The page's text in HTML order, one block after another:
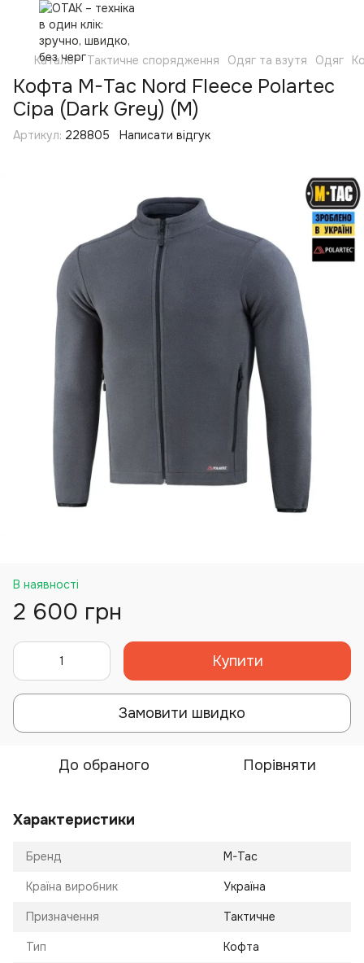
Каталог Тактичне спорядження Одяг та взутя Одяг
Кофта M-Tac Nord Fleece Polartec
Сіра (Dark Grey) (M)
Артикул: 228805 Написати відгук
В наявності
2 600 грн
Купити
Замовити швидко
До обраного Порівняти
Характеристики
Бренд M-Tac
Країна виробник Україна
Призначення Тактичне
Тип Кофта